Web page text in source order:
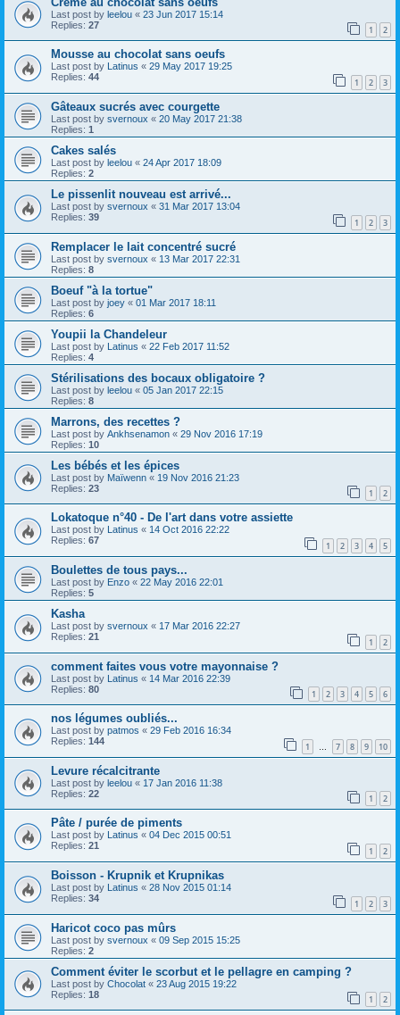
Last post by leelou « 23 Jun 2017 15:14
Replies: 27 1 2
Mousse au chocolat sans oeufs
Last post by Latinus « 29 May 2017 19:25
Replies: 44 1 2 3
Gâteaux sucrés avec courgette
Last post by svernoux « 20 May 2017 21:38
Replies: 1
Cakes salés
Last post by leelou « 24 Apr 2017 18:09
Replies: 2
Le pissenlit nouveau est arrivé...
Last post by svernoux « 31 Mar 2017 13:04
Replies: 39 1 2 3
Remplacer le lait concentré sucré
Last post by svernoux « 13 Mar 2017 22:31
Replies: 8
Boeuf "à la tortue"
Last post by joey « 01 Mar 2017 18:11
Replies: 6
Youpii la Chandeleur
Last post by Latinus « 22 Feb 2017 11:52
Replies: 4
Stérilisations des bocaux obligatoire ?
Last post by leelou « 05 Jan 2017 22:15
Replies: 8
Marrons, des recettes ?
Last post by Ankhsenamon « 29 Nov 2016 17:19
Replies: 10
Les bébés et les épices
Last post by Maïwenn « 19 Nov 2016 21:23
Replies: 23 1 2
Lokatoque n°40 - De l'art dans votre assiette
Last post by Latinus « 14 Oct 2016 22:22
Replies: 67 1 2 3 4 5
Boulettes de tous pays...
Last post by Enzo « 22 May 2016 22:01
Replies: 5
Kasha
Last post by svernoux « 17 Mar 2016 22:27
Replies: 21 1 2
comment faites vous votre mayonnaise ?
Last post by Latinus « 14 Mar 2016 22:39
Replies: 80 1 2 3 4 5 6
nos légumes oubliés...
Last post by patmos « 29 Feb 2016 16:34
Replies: 144 1 … 7 8 9 10
Levure récalcitrante
Last post by leelou « 17 Jan 2016 11:38
Replies: 22 1 2
Pâte / purée de piments
Last post by Latinus « 04 Dec 2015 00:51
Replies: 21 1 2
Boisson - Krupnik et Krupnikas
Last post by Latinus « 28 Nov 2015 01:14
Replies: 34 1 2 3
Haricot coco pas mûrs
Last post by svernoux « 09 Sep 2015 15:25
Replies: 2
Comment éviter le scorbut et le pellagre en camping ?
Last post by Chocolat « 23 Aug 2015 19:22
Replies: 18 1 2